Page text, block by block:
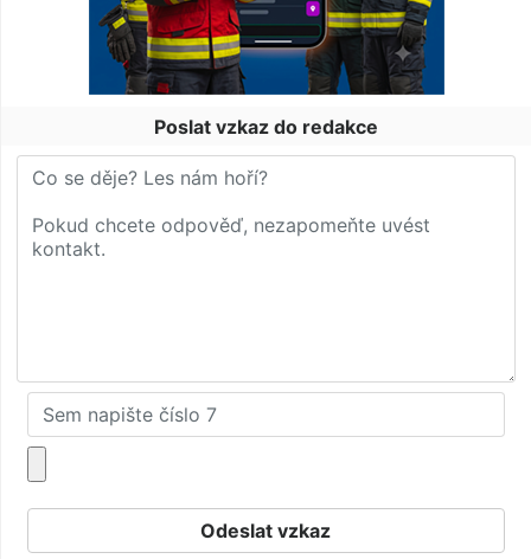
Poslat vzkaz do redakce